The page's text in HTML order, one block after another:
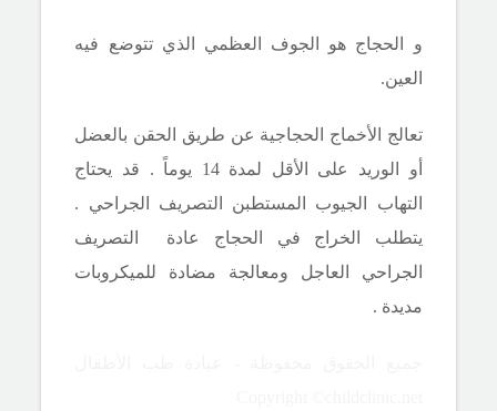
و الحجاج هو الجوف العظمي الذي تتوضع فيه
العين.
تعالج الأخماج الحجاجية عن طريق الحقن بالعضل
أو الوريد على الأقل لمدة 14 يوماً . قد يحتاج
التهاب الجيوب المستطبن التصريف الجراحي .
يتطلب الخراج في الحجاج عادة التصريف
الجراحي العاجل ومعالجة مضادة للميكروبات
مديدة .